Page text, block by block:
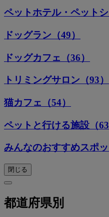
ペットホテル・ペットシ
ドッグラン（49）
ドッグカフェ（36）
トリミングサロン（93）
猫カフェ（54）
ペットと行ける施設（63
みんなのおすすめスポッ
閉じる
都道府県別